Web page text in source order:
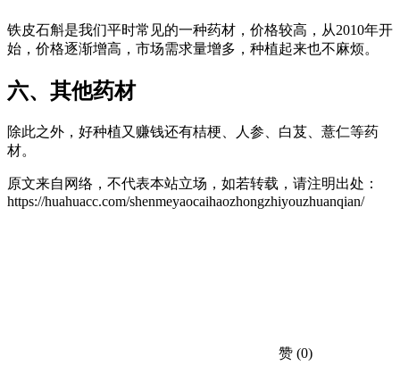
铁皮石斛是我们平时常见的一种药材，价格较高，从2010年开
始，价格逐渐增高，市场需求量增多，种植起来也不麻烦。
六、其他药材
除此之外，好种植又赚钱还有桔梗、人参、白芨、薏仁等药
材。
原文来自网络，不代表本站立场，如若转载，请注明出处：
https://huahuacc.com/shenmeyaocaihaozhongzhiyouzhuanqian/
赞 (0)